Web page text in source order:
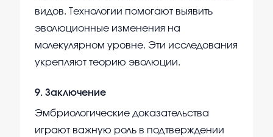
видов. Технологии помогают выявить
эволюционные изменения на
молекулярном уровне. Эти исследования
укрепляют теорию эволюции.
9. Заключение
Эмбриологические доказательства
играют важную роль в подтверждении